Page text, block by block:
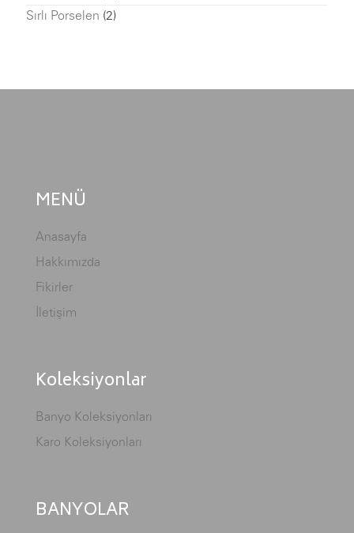
Sırlı Porselen (2)
MENÜ
Anasayfa
Hakkımızda
Fikirler
İletişim
Koleksiyonlar
Banyo Koleksiyonları
Karo Koleksiyonları
BANYOLAR